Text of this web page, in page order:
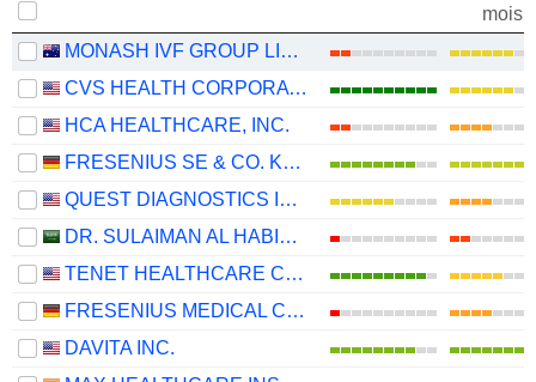
mois
MONASH IVF GROUP LIMITED
CVS HEALTH CORPORATION
HCA HEALTHCARE, INC.
FRESENIUS SE & CO. KGAA
QUEST DIAGNOSTICS INCORPORATED
DR. SULAIMAN AL HABIB MEDICAL SERVICES GROUP COMPANY
TENET HEALTHCARE CORPORATION
FRESENIUS MEDICAL CARE AG
DAVITA INC.